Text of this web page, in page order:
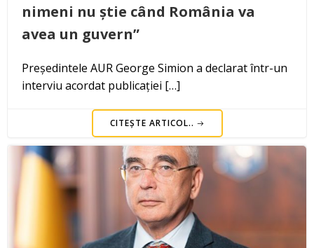
nimeni nu știe când România va
avea un guvern”
Președintele AUR George Simion a declarat într-un
interviu acordat publicației […]
CITEȘTE ARTICOL..